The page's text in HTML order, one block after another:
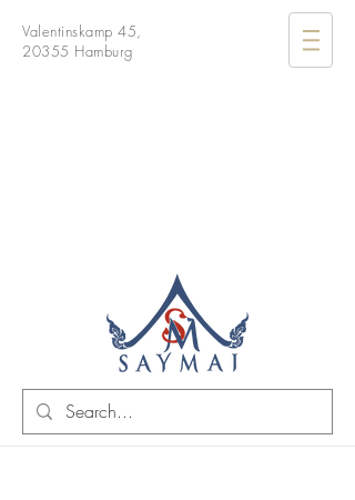
Valentinskamp 45,
20355 Hamburg